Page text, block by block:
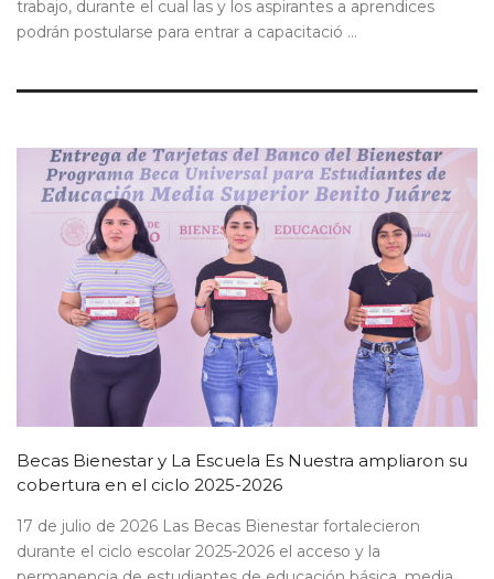
trabajo, durante el cual las y los aspirantes a aprendices
podrán postularse para entrar a capacitació ...
Becas Bienestar y La Escuela Es Nuestra ampliaron su
cobertura en el ciclo 2025-2026
17 de julio de 2026 Las Becas Bienestar fortalecieron
durante el ciclo escolar 2025-2026 el acceso y la